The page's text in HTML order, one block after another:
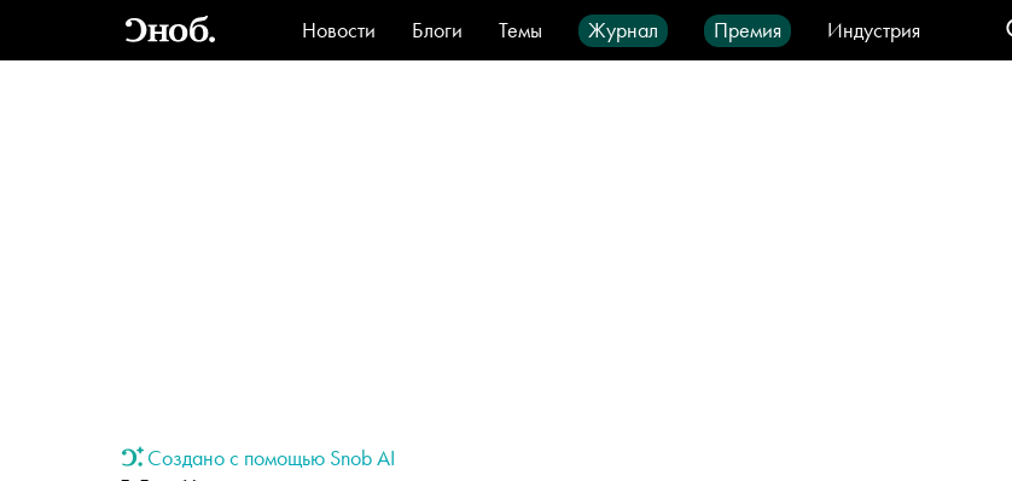
Новости Блоги Темы Журнал Премия
Индустрия
Стиль
Видео Город IT-продукты
Создано с помощью Snob AI